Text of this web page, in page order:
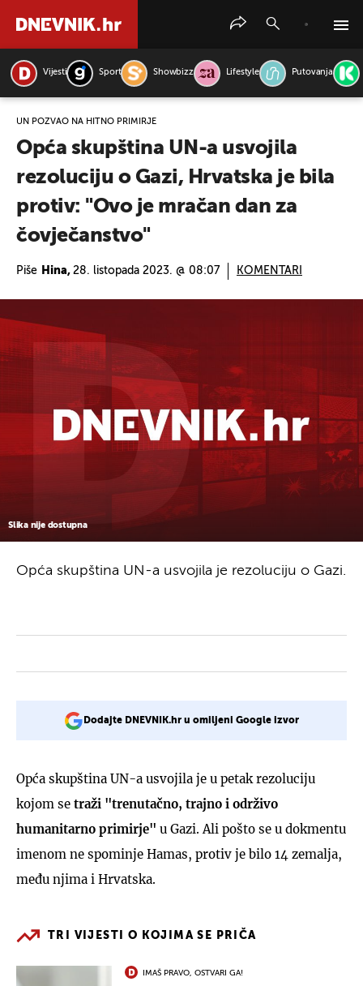
Vijesti Sport Showbizz Lifestyle Putovanja
UN POZVAO NA HITNO PRIMIRJE
Opća skupština UN-a usvojila
rezoluciju o Gazi, Hrvatska je bila
protiv: "Ovo je mračan dan za
čovječanstvo"
Piše Hina, 28. listopada 2023. @ 08:07 KOMENTARI
Slika nije dostupna
Opća skupština UN-a usvojila je rezoluciju o Gazi.
Dodajte DNEVNIK.hr u omiljeni Google izvor
Opća skupština UN-a usvojila je u petak rezoluciju
kojom se traži "trenutačno, trajno i održivo
humanitarno primirje" u Gazi. Ali pošto se u dokmentu
imenom ne spominje Hamas, protiv je bilo 14 zemalja,
među njima i Hrvatska.
TRI VIJESTI O KOJIMA SE PRIČA
IMAŠ PRAVO, OSTVARI GA!
PRETRAŽITE VIJESTI